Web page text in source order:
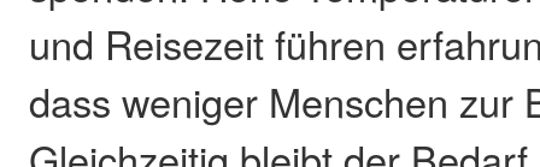
und Reisezeit führen
dass weniger Menschen zur